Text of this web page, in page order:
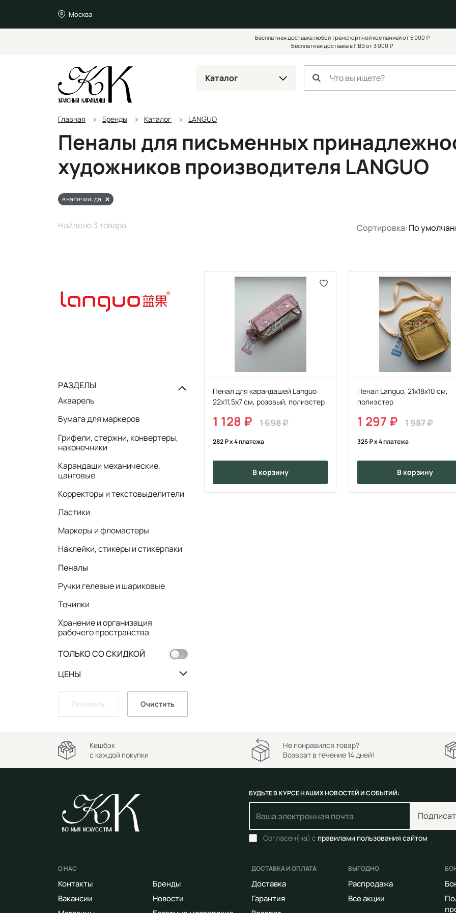
Москва
Бесплатная доставка любой транспортной компанией от 5 900 ₽
Бесплатная доставка в ПВЗ от 3 000 ₽
Каталог
Главная Бренды Каталог LANGUO
Пеналы для письменных
художников производителя LANGUO
в наличии: да
Найдено 3 товара Сортировка:По
РАЗДЕЛЫ
Акварель
Бумага для маркеров
Грифели, стержни, конвертеры,
наконечники
Карандаши механические,
цанговые
Корректоры и текстовыделители
Ластики
Маркеры и фломастеры
Наклейки, стикеры и стикерпаки
Пеналы
Ручки гелевые и шариковые
Точилки
Хранение и организация
рабочего пространства
ТОЛЬКО СО СКИДКОЙ
ЦЕНЫ
Очистить
Пенал для карандашей Languo
22х11,5х7 см, розовый, полиэстер
1 128 1 698
282 x 4 платежа
в корзину
Пенал Languo, 21х18х10 см,
полиэстер
1 297 1 987
325 x 4 платежа
в корзину
Кешбэк
с каждой покупки
Не понравился товар?
Возврат в течение 14 дней!
БУДЬТЕ В КУРСЕ НАШИХ НОВОСТЕЙ И СОБЫТИЙ:
Согласен(на) с правилами пользования сайтом
О НАС
Контакты
Вакансии
Бренды
Новости
ДОСТАВКА И ОПЛАТА
Доставка
Гарантия
ВЫГОДНО
Распродажа
Все акции